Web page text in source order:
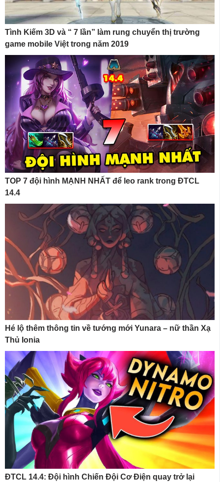
Tình Kiếm 3D và “ 7 lần” làm rung chuyển thị trường
game mobile Việt trong năm 2019
TOP 7 đội hình MẠNH NHẤT để leo rank trong ĐTCL
14.4
Hé lộ thêm thông tin về tướng mới Yunara – nữ thần Xạ
Thủ Ionia
ĐTCL 14.4: Đội hình Chiến Đội Cơ Điện quay trở lại